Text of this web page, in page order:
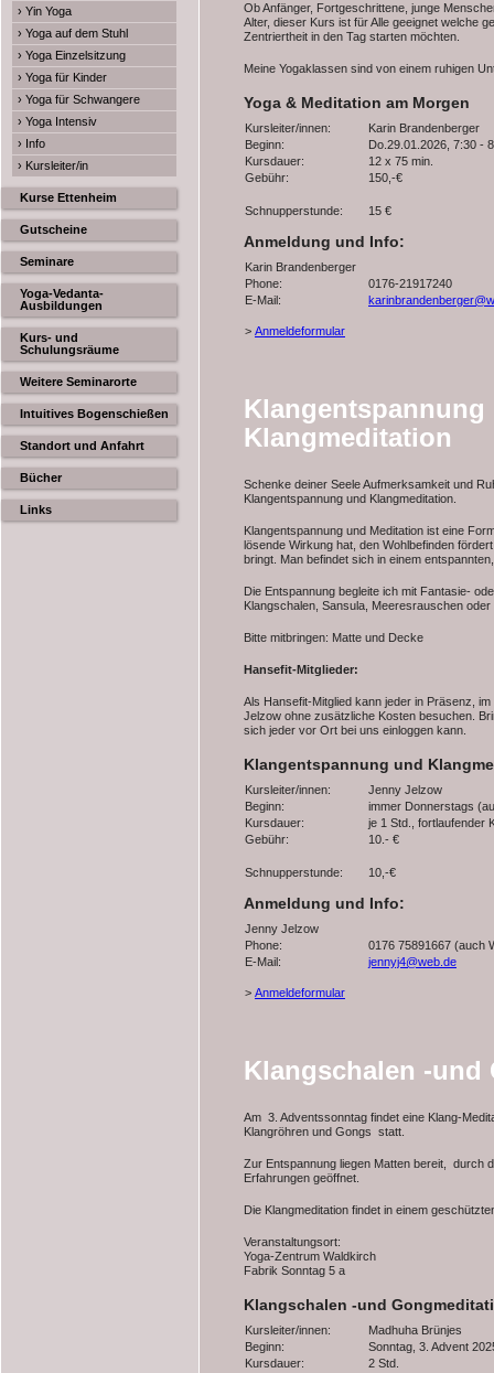
Ob Anfänger, Fortgeschrittene, junge
Alter, dieser Kurs ist für Alle geeignet welche
Zentriertheit in den Tag starten möchten.
Meine Yogaklassen sind von einem ruhigen
Yoga & Meditation am Morgen
Kursleiter/innen:
Karin Brandenberger
Beginn:
Do.29.01.2026, 7:30 -
Kursdauer:
12 x 75 min.
Gebühr:
150,-€
Schnupperstunde: 15 €
Anmeldung und Info:
Karin Brandenberger
Phone:
0176-21917240
E-Mail:
> Anmeldeformular
Klangentspannung
Klangmeditation
Schenke deiner Seele Aufmerksamkeit und
Klangentspannung und Klangmeditation.
Klangentspannung und Meditation ist eine
lösende Wirkung hat, den Wohlbefinden
bringt. Man befindet sich in einem
Die Entspannung begleite ich mit Fantasie-
Klangschalen, Sansula, Meeresrauschen
Bitte mitbringen: Matte und Decke
Hansefit-Mitglieder:
Als Hansefit-Mitglied kann jeder in Präsenz,
Jelzow ohne zusätzliche Kosten besuchen.
sich jeder vor Ort bei uns einloggen kann.
Klangentspannung und
Kursleiter/innen:
Jenny Jelzow
Beginn:
immer Donnerstags
Kursdauer:
je 1 Std., fortlaufender
Gebühr:
10.- €
Schnupperstunde: 10,-€
Anmeldung und Info:
Jenny Jelzow
Phone:
0176 75891667 (auch
E-Mail:
jennyj4@web.de
> Anmeldeformular
Klangschalen -und
Am 3. Adventssonntag findet eine Klang-
Klangröhren und Gongs statt.
Zur Entspannung liegen Matten bereit, durch
Erfahrungen geöffnet.
Die Klangmeditation findet in einem
Veranstaltungsort:
Yoga-Zentrum Waldkirch
Fabrik Sonntag 5 a
Klangschalen -und
Kursleiter/innen:
Madhuha Brünjes
Beginn:
Sonntag, 3. Advent
Kursdauer:
2 Std.
› Yin Yoga
› Yoga auf dem Stuhl
› Yoga Einzelsitzung
› Yoga für Kinder
› Yoga für Schwangere
› Yoga Intensiv
› Info
› Kursleiter/in
Kurse Ettenheim
Gutscheine
Seminare
Yoga-Vedanta-
Ausbildungen
Kurs- und
Schulungsräume
Weitere Seminarorte
Intuitives Bogenschießen
Standort und Anfahrt
Bücher
Links